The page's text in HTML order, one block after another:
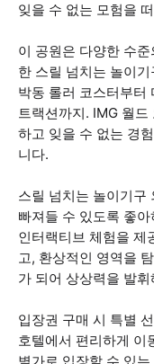
잊을 수 없는 모험을
이 공원은 다양한 수
한 스릴 넘치는 놀이
박동 롤러 코스터부터
트랙션까지. IMG 월
하고 잊을 수 없는 경
니다.
스릴 넘치는 놀이기구
빠져들 수 있도록 좋
인터랙티브 체험을 제
고, 환상적인 영역을
가 되어 상상력을 발
입장권 구매 시 특별
호텔에서 편리하게 이